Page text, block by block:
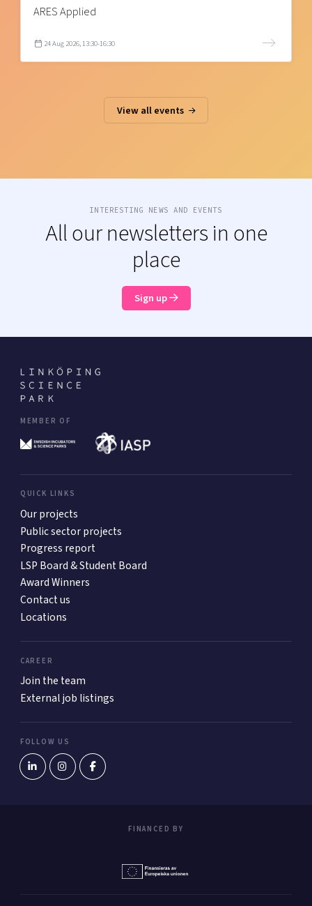
ARES Applied
24 Aug 2026, 13:30-16:30
View all events
INTERESTING NEWS AND EVENTS
All our newsletters in one
place
Sign up
MEMBER OF
QUICK LINKS
Our projects
Public sector projects
Progress report
LSP Board & Student Board
Award Winners
Contact us
Locations
CAREER
Join the team
External job listings
FOLLOW US
FINANCED BY